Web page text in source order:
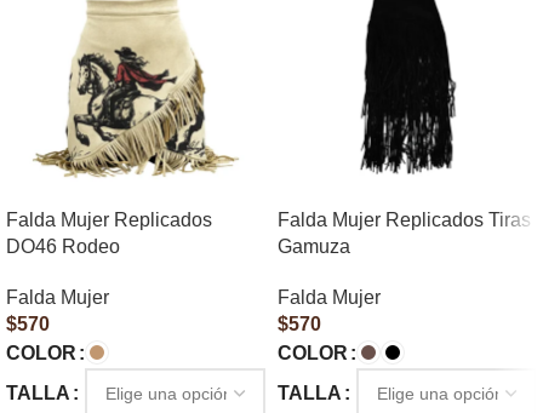
Falda Mujer Replicados
DO46 Rodeo
Falda Mujer
$570
COLOR
TALLA
Falda Mujer Replicados Tiras
Gamuza
Falda Mujer
$570
COLOR
TALLA